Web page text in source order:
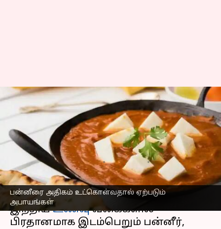
பன்னீரை அதிகம் உட்கொள்வதால் ஏற்படும்
அபாயங்கள்
பன்னீரை அதிகம் விரும்பி
சாப்பிடுபவரா நீங்கள்?
இந்த ஆபத்தை தெரிந்து
கொள்ளுங்கள்
எழுதியவர் Sekar Chinnappan Mar 02, 2025 02:51 pm
செய்தி முன்னோட்டம்
இந்தியஉணவுவகைகளில்
பிரதானமாக இடம்பெறும் பன்னீர்,